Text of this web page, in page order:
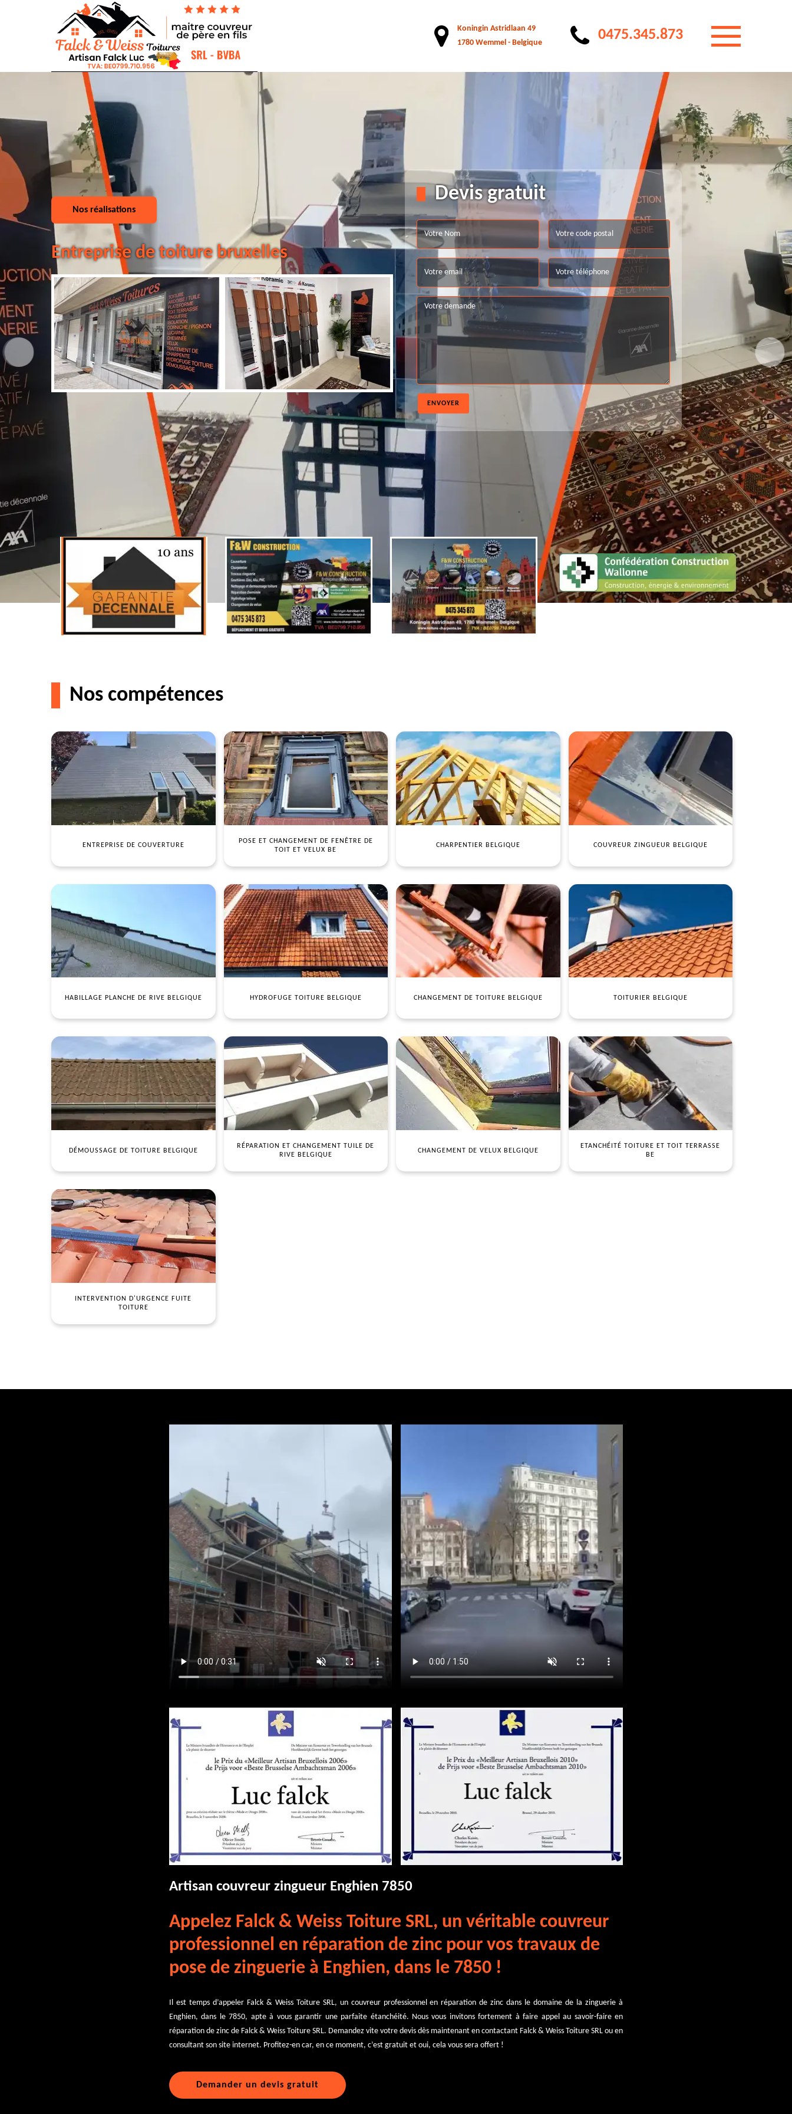
Koningin Astridlaan 49
1780 Wemmel - Belgique
0475.345.873
Nos réalisations
Entreprise de toiture bruxelles
Devis gratuit
Nos compétences
ENTREPRISE DE COUVERTURE
POSE ET CHANGEMENT DE FENÊTRE DE
TOIT ET VELUX BE
CHARPENTIER BELGIQUE COUVREUR ZINGUEUR BELGIQUE
HABILLAGE PLANCHE DE RIVE BELGIQUE HYDROFUGE TOITURE BELGIQUE CHANGEMENT DE TOITURE BELGIQUE TOITURIER BELGIQUE
DÉMOUSSAGE DE TOITURE BELGIQUE
RÉPARATION ET CHANGEMENT TUILE DE
RIVE BELGIQUE
CHANGEMENT DE VELUX BELGIQUE
ETANCHÉITÉ TOITURE ET TOIT TERRASSE
BE
INTERVENTION D'URGENCE FUITE
TOITURE
Artisan couvreur zingueur Enghien 7850
Appelez Falck & Weiss Toiture SRL, un véritable couvreur
professionnel en réparation de zinc pour vos travaux de
pose de zinguerie à Enghien, dans le 7850 !
Il est temps d’appeler Falck & Weiss Toiture SRL, un couvreur professionnel en réparation de zinc dans le domaine de la zinguerie à
Enghien, dans le 7850, apte à vous garantir une parfaite étanchéité. Nous vous invitons fortement à faire appel au savoir-faire en
réparation de zinc de Falck & Weiss Toiture SRL. Demandez vite votre devis dès maintenant en contactant Falck & Weiss Toiture SRL ou en
consultant son site internet. Profitez-en car, en ce moment, c’est gratuit et oui, cela vous sera offert !
Demander un devis gratuit